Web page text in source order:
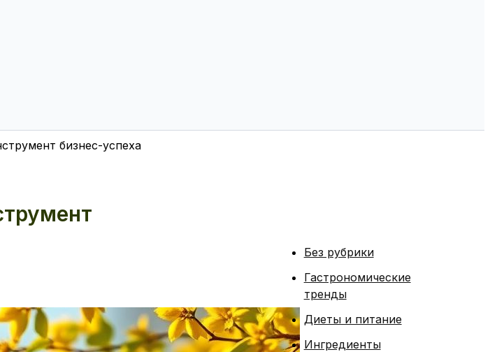
бизнес-успеха
Без рубрики
Гастрономические
тренды
Диеты и питание
Ингредиенты